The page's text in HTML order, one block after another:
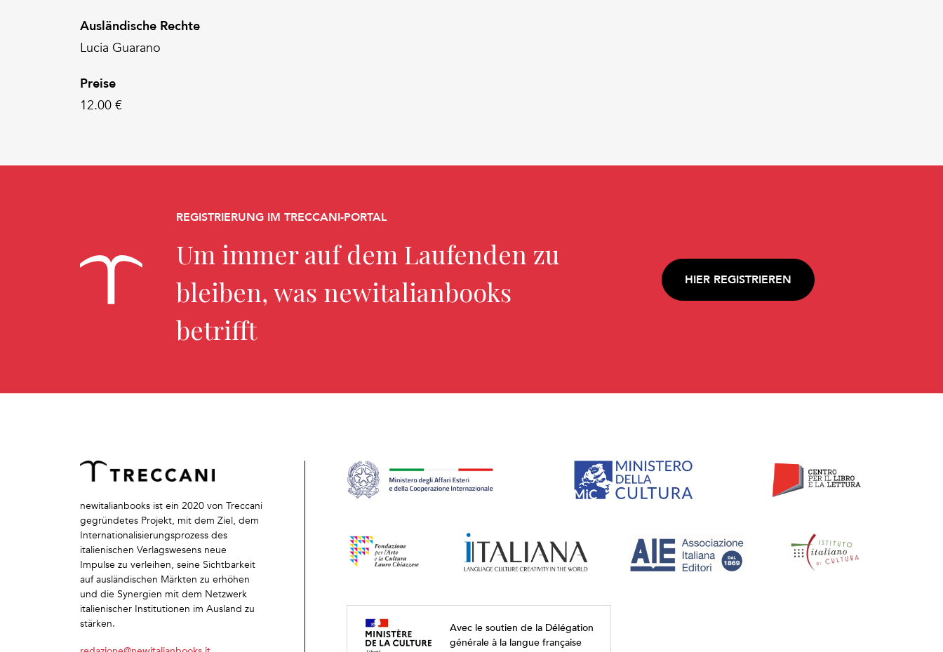
Ausländische Rechte
Lucia Guarano
Preise
12.00 €
REGISTRIERUNG IM TRECCANI-PORTAL
Um immer auf dem Laufenden zu
bleiben, was newitalianbooks
betrifft
HIER REGISTRIEREN
newitalianbooks ist ein 2020 von Treccani
gegründetes Projekt, mit dem Ziel, dem
Internationalisierungsprozess des
italienischen Verlagswesens neue
Impulse zu verleihen, seine Sichtbarkeit
auf ausländischen Märkten zu erhöhen
und die Synergien mit dem Netzwerk
italienischer Institutionen im Ausland zu
stärken.
Avec le soutien de la Délégation
générale à la langue française